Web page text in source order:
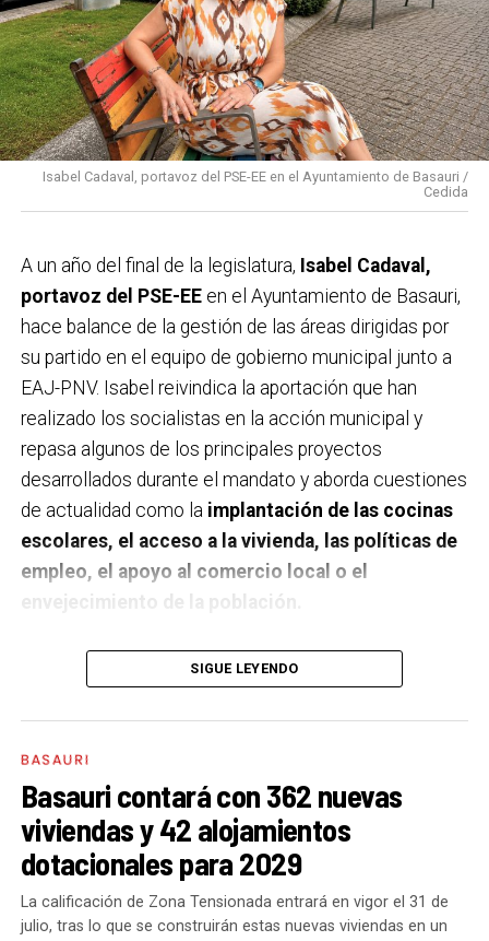
Isabel Cadaval, portavoz del PSE-EE en el Ayuntamiento de Basauri /
Cedida
A un año del final de la legislatura, Isabel Cadaval,
portavoz del PSE-EEen el Ayuntamiento de Basauri,
hace balance de la gestión de las áreas dirigidas por
su partido en el equipo de gobierno municipal junto a
EAJ-PNV. Isabel reivindica la aportación que han
realizado los socialistas en la acción municipal y
repasa algunos de los principales proyectos
desarrollados durante el mandato y aborda cuestiones
de actualidad como la implantación de las cocinas
escolares, el acceso a la vivienda, las políticas de
empleo, el apoyo al comercio local o el
envejecimiento de la población.
A un año de acabar la legislatura, ¿qué balance
haces de la gestión del PSE en tus áreas dentro
del equipo de gobierno y qué proyectos
los gobiernos sirve para transformar y mejorar la vida
de las personas y, por eso, tan importante como la
gestión en las áreas de nuestra responsabilidad es la
impronta que marcamos en cuáles son las prioridades
del equipo de gobierno.
SIGUE LEYENDO
BASAURI
Basauri contará con 362 nuevas
viviendas y 42 alojamientos
dotacionales para 2029
La calificación de Zona Tensionada entrará en vigor el 31 de
julio, tras lo que se construirán estas nuevas viviendas en un